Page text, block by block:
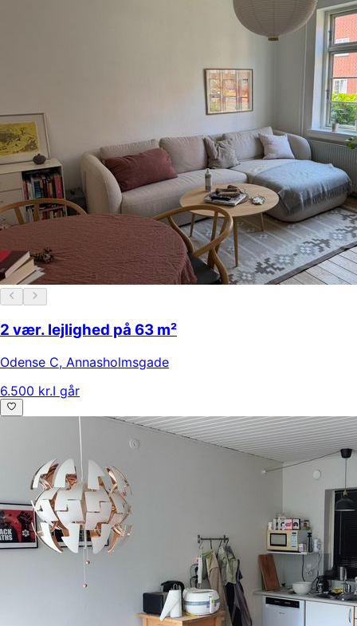
2 vær. lejlighed på 63 m²
Odense C, Annasholmsgade
6.500 kr.I går